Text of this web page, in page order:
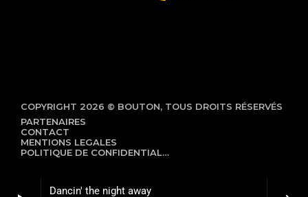
Dancin' the night away
COPYRIGHT 2026 © BOUTON, TOUS DROITS RÉSERVÉS
PARTENAIRES
CONTACT
MENTIONS LEGALES
POLITIQUE DE CONFIDENTIALITÉ